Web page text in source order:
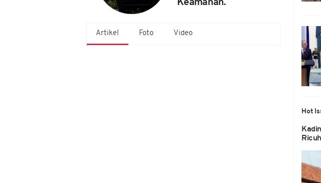
Keamanan.
Artikel Foto Video
Hot
Ricuh